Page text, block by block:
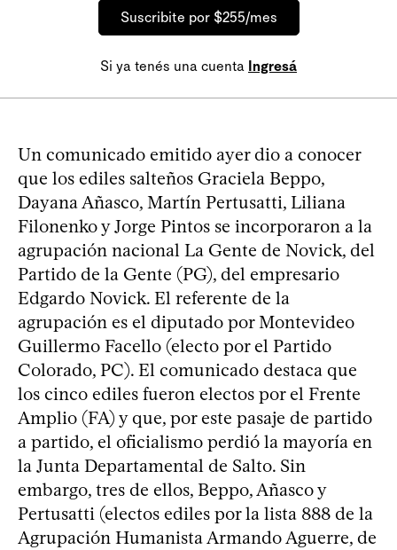
Suscribite por $255/mes
Si ya tenés una cuenta Ingresá
Un comunicado emitido ayer dio a conocer
que los ediles salteños Graciela Beppo,
Dayana Añasco, Martín Pertusatti, Liliana
Filonenko y Jorge Pintos se incorporaron a la
agrupación nacional La Gente de Novick, del
Partido de la Gente (PG), del empresario
Edgardo Novick. El referente de la
agrupación es el diputado por Montevideo
Guillermo Facello (electo por el Partido
Colorado, PC). El comunicado destaca que
los cinco ediles fueron electos por el Frente
Amplio (FA) y que, por este pasaje de partido
a partido, el oficialismo perdió la mayoría en
la Junta Departamental de Salto. Sin
embargo, tres de ellos, Beppo, Añasco y
Pertusatti (electos ediles por la lista 888 de la
Agrupación Humanista Armando Aguerre, de